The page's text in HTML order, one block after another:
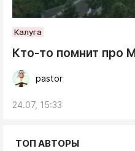
Калуга
Кто-то помнит про
pastor
24.07, 15:33
ТОП АВТОРЫ